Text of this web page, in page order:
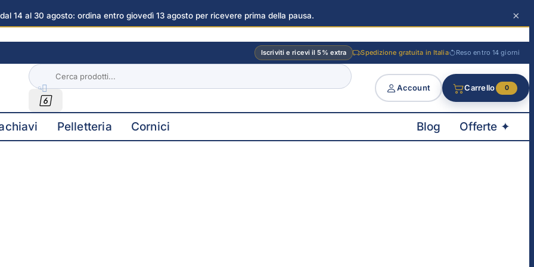
14 al 30 agosto: ordina entro giovedì 13 agosto per ricevere prima della pausa. ×
Iscriviti e ricevi il 5% extra Spedizione gratuita in Italia Reso entro 14 giorni


Account Carrello 0
Pelletteria Cornici Blog Offerte ✦